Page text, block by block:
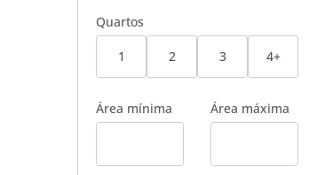
Quartos
1 2 3 4+
Área mínima Área máxima